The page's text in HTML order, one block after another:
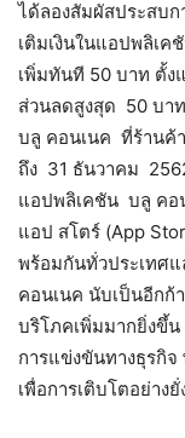
ได้ลองสัมผัสประสบก
เติมเงินในแอปพลิเ
เพิ่มทันที 50 บาท ตั้
ส่วนลดสูงสุด 50 บา
บลู คอนเนค ที่ร้านค้
ถึง 31 ธันวาคม
แอปพลิเคชัน บลู คอ
แอป สโตร์ (App
พร้อมกันทั่วประเทศ
คอนเนค นับเป็นอีกก้
บริโภคเพิ่มมากยิ่งขึ้น
การแข่งขันทางธุรกิ
เพื่อการเติบโตอย่าง